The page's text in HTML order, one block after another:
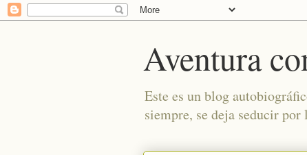
Aventura
Este es un blog
siempre, se deja seducir